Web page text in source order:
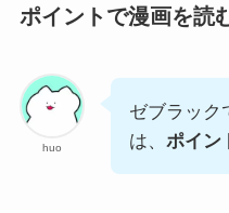
ポイントで漫画を読
huo
ゼブラック
は、 ポイン